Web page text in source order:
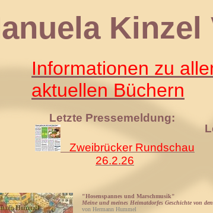
Kinzel
Informationen zu
aktuellen Büchern
Letzte Pressemeldung:
Zweibrücker Rundschau
26.2.26
"Hosenspannes und Marschmusik"
Meine und meines Heimatdorfes Geschichte von
von Hermann Hummel